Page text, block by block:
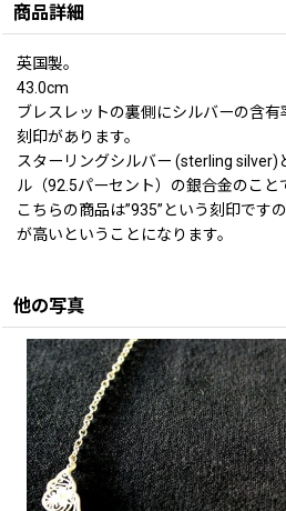
商品詳細
英国製。
43.0cm
ブレスレットの裏側にシルバーの含有
刻印があります。
スターリングシルバー (sterling silver)
ル（92.5パーセント）の銀合金のこと
こちらの商品は”935”という刻印で
が高いということになります。
他の写真